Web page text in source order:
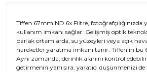
Tiffen 67mm ND 6x Filtre,
kullanım imkanı sağlar. Gelişmiş optik
parlak ortamlarda, su yüzeyleri veya açık
hareketler yaratma imkanı tanır. Tiffen’in
Aynı zamanda, derinlik alanını kontrol
getirmenin yanı sıra, yaratıcı düşünmenizi